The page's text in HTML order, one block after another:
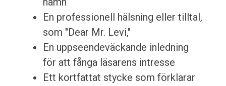
En professionell hälsning eller tilltal,
som "Dear Mr. Levi,"
En uppseendeväckande inledning
för att fånga läsarens intresse
Ett kortfattat stycke som förklarar